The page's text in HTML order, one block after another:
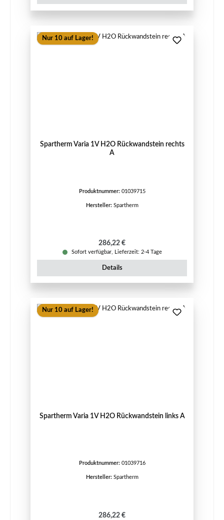
Nur 10 auf Lager!
Spartherm Varia 1V H2O Rückwandstein rechts
A
Produktnummer: 01039715
Hersteller: Spartherm
Regulärer Preis:
286,22 €
Sofort verfügbar, Lieferzeit: 2-4 Tage
Details
Nur 10 auf Lager!
Spartherm Varia 1V H2O Rückwandstein links A
Produktnummer: 01039716
Hersteller: Spartherm
Regulärer Preis:
286,22 €